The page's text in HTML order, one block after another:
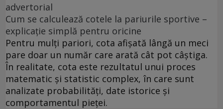
advertorial
Cum se calculează cotele la pariurile sportive –
explicație simplă pentru oricine
Pentru mulți pariori, cota afișată lângă un meci
pare doar un număr care arată cât pot câștiga.
În realitate, cota este rezultatul unui proces
matematic și statistic complex, în care sunt
analizate probabilități, date istorice și
comportamentul pieței.